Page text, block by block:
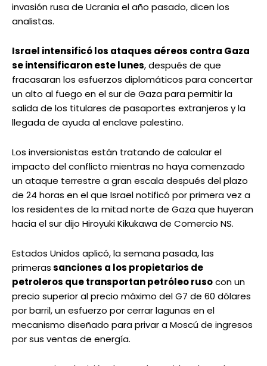
invasión rusa de Ucrania el año pasado, dicen los
analistas.
Israel intensificó los ataques aéreos contra Gaza
se intensificaron este lunes, después de que
fracasaran los esfuerzos diplomáticos para concertar
un alto al fuego en el sur de Gaza para permitir la
salida de los titulares de pasaportes extranjeros y la
llegada de ayuda al enclave palestino.
Los inversionistas están tratando de calcular el
impacto del conflicto mientras no haya comenzado
un ataque terrestre a gran escala después del plazo
de 24 horas en el que Israel notificó por primera vez a
los residentes de la mitad norte de Gaza que huyeran
hacia el sur dijo Hiroyuki Kikukawa de Comercio NS.
Estados Unidos aplicó, la semana pasada, las
primerassanciones a los propietarios de
petroleros que transportan petróleo rusocon un
precio superior al precio máximo del G7 de 60 dólares
por barril, un esfuerzo por cerrar lagunas en el
mecanismo diseñado para privar a Moscú de ingresos
por sus ventas de energía.